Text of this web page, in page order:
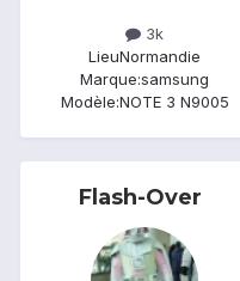
3k
LieuNormandie
Marque:samsung
Modèle:NOTE 3 N9005
Flash-Over